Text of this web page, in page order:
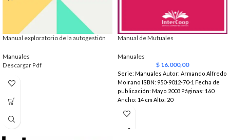
Manual exploratorio de la autogestión
Manuales
Descargar Pdf
Manual de Mutuales
Manuales
$ 16.000,00
Serie: Manuales Autor: Armando Alfredo
Moirano ISBN: 950-9012-70-1 Fecha de
publicación: Mayo 2003 Páginas: 160
Ancho: 14 cm Alto: 20